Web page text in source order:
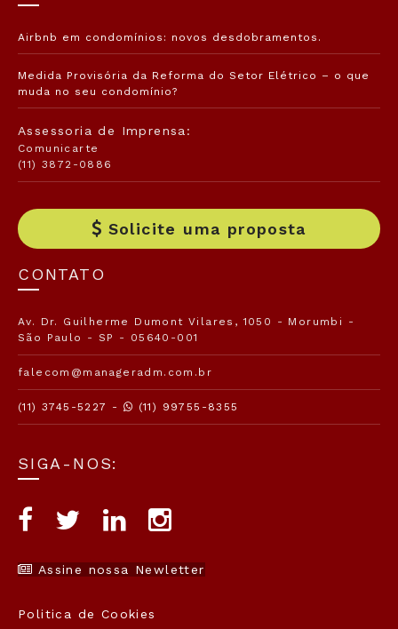
Airbnb em condomínios: novos desdobramentos.
Medida Provisória da Reforma do Setor Elétrico – o que
muda no seu condomínio?
Assessoria de Imprensa:
Comunicarte
(11) 3872-0886
Solicite uma proposta
CONTATO
Av. Dr. Guilherme Dumont Vilares, 1050 - Morumbi -
São Paulo - SP - 05640-001
falecom@manageradm.com.br
(11) 3745-5227 - (11) 99755-8355
SIGA-NOS:
Assine nossa Newletter
Politica de Cookies